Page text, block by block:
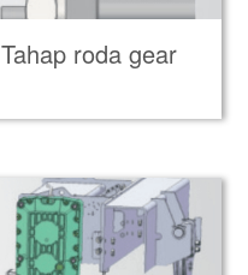
Tahap roda gear